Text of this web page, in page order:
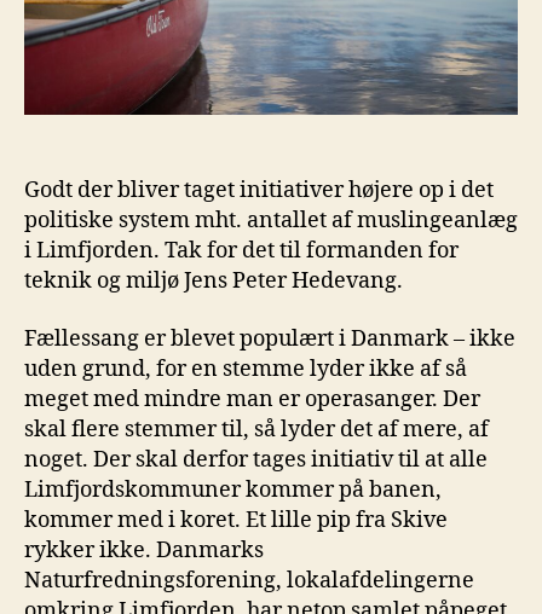
Godt der bliver taget initiativer højere op i det
politiske system mht. antallet af muslingeanlæg
i Limfjorden. Tak for det til formanden for
teknik og miljø Jens Peter Hedevang.
Fællessang er blevet populært i Danmark – ikke
uden grund, for en stemme lyder ikke af så
meget med mindre man er operasanger. Der
skal flere stemmer til, så lyder det af mere, af
noget. Der skal derfor tages initiativ til at alle
Limfjordskommuner kommer på banen,
kommer med i koret. Et lille pip fra Skive
rykker ikke. Danmarks
Naturfredningsforening, lokalafdelingerne